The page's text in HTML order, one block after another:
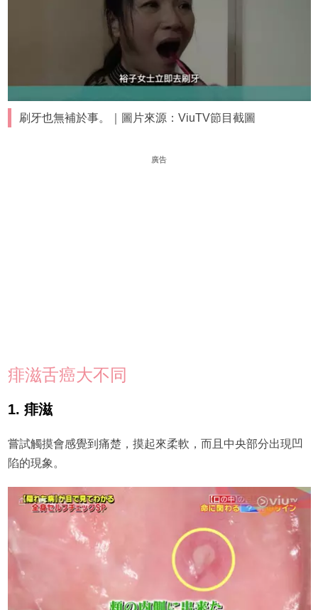
刷牙也無補於事。｜圖片來源：ViuTV節目截圖
廣告
痱滋舌癌大不同
1. 痱滋
嘗試觸摸會感覺到痛楚，摸起來柔軟，而且中央部分出現凹
陷的現象。